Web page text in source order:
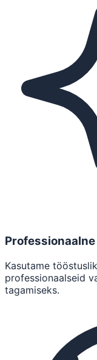
Kasutame
professionaalseid
tagamiseks.